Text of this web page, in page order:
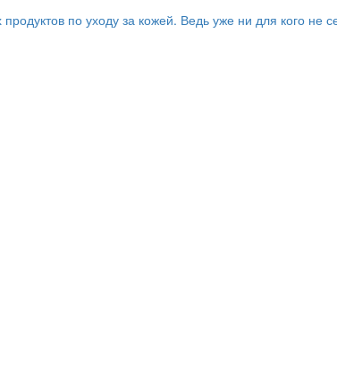
по уходу за кожей. Ведь уже ни для кого не